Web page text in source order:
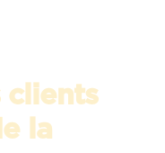
clients
la